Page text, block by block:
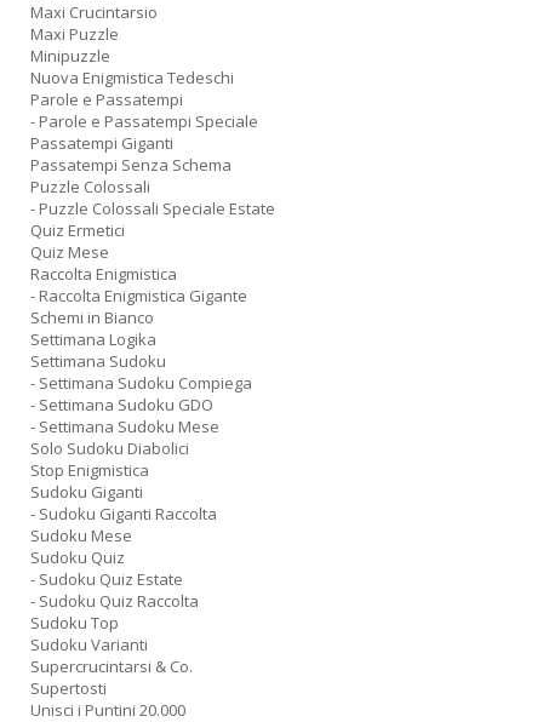
Maxi Crucintarsio
Maxi Puzzle
Minipuzzle
Nuova Enigmistica Tedeschi
Parole e Passatempi
- Parole e Passatempi Speciale
Passatempi Giganti
Passatempi Senza Schema
Puzzle Colossali
- Puzzle Colossali Speciale Estate
Quiz Ermetici
Quiz Mese
Raccolta Enigmistica
- Raccolta Enigmistica Gigante
Schemi in Bianco
Settimana Logika
Settimana Sudoku
- Settimana Sudoku Compiega
- Settimana Sudoku GDO
- Settimana Sudoku Mese
Solo Sudoku Diabolici
Stop Enigmistica
Sudoku Giganti
- Sudoku Giganti Raccolta
Sudoku Mese
Sudoku Quiz
- Sudoku Quiz Estate
- Sudoku Quiz Raccolta
Sudoku Top
Sudoku Varianti
Supercrucintarsi & Co.
Supertosti
Unisci i Puntini 20.000